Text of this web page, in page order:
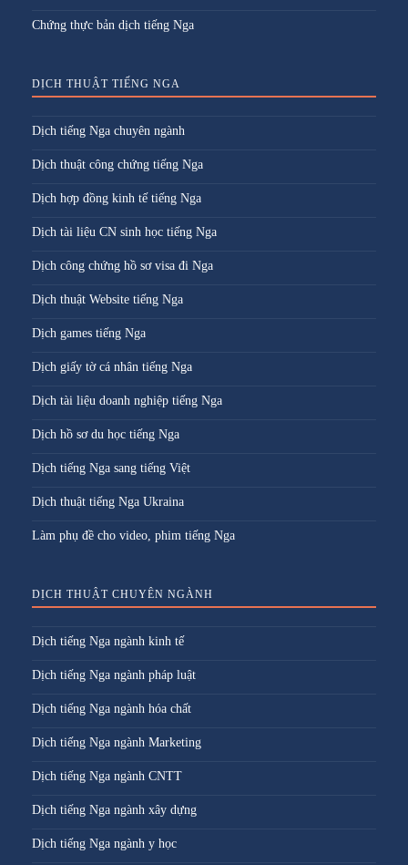
Chứng thực bản dịch tiếng Nga
DỊCH THUẬT TIẾNG NGA
Dịch tiếng Nga chuyên ngành
Dịch thuật công chứng tiếng Nga
Dịch hợp đồng kinh tế tiếng Nga
Dịch tài liệu CN sinh học tiếng Nga
Dịch công chứng hồ sơ visa đi Nga
Dịch thuật Website tiếng Nga
Dịch games tiếng Nga
Dịch giấy tờ cá nhân tiếng Nga
Dịch tài liệu doanh nghiệp tiếng Nga
Dịch hồ sơ du học tiếng Nga
Dịch tiếng Nga sang tiếng Việt
Dịch thuật tiếng Nga Ukraina
Làm phụ đề cho video, phim tiếng Nga
DỊCH THUẬT CHUYÊN NGÀNH
Dịch tiếng Nga ngành kinh tế
Dịch tiếng Nga ngành pháp luật
Dịch tiếng Nga ngành hóa chất
Dịch tiếng Nga ngành Marketing
Dịch tiếng Nga ngành CNTT
Dịch tiếng Nga ngành xây dựng
Dịch tiếng Nga ngành y học